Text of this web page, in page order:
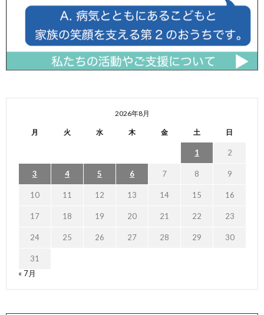
2026年8月
月 火 水 木 金 土 日
1 2
3 4 5 6 7 8 9
10 11 12 13 14 15 16
17 18 19 20 21 22 23
24 25 26 27 28 29 30
31
« 7月